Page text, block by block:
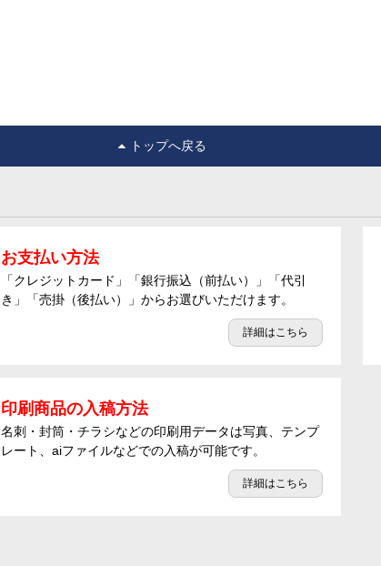
トップへ戻る
お支払い方法
「クレジットカード」「銀行振込（前払い）」「代引
き」「売掛（後払い）」からお選びいただけます。
詳細はこちら
印刷商品の入稿方法
名刺・封筒・チラシなどの印刷用データは写真、テンプ
レート、aiファイルなどでの入稿が可能です。
詳細はこちら